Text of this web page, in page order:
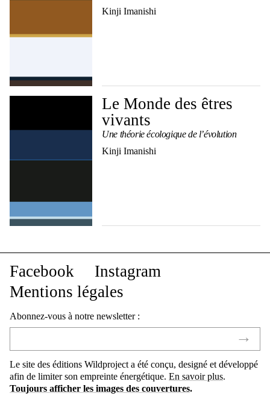
Kinji Imanishi
Le Monde des êtres
vivants
Une théorie écologique de lʼévolution
Kinji Imanishi
Facebook
Instagram
Mentions légales
Abonnez-vous à notre newsletter :
Le site des éditions Wildproject a été conçu, designé et développé
afin de limiter son empreinte énergétique. En savoir plus.
Toujours afficher les images des couvertures.